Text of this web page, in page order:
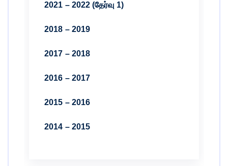
2021 – 2022 (தேர்வு 1)
2018 – 2019
2017 – 2018
2016 – 2017
2015 – 2016
2014 – 2015